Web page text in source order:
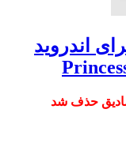
اندروید
حذف شد